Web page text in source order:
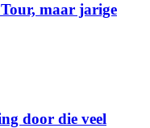
maar jarige
door die veel